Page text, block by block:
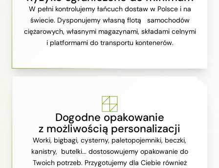
W pełni kontrolujemy łańcuch dostaw w Polsce i na
świecie. Dysponujemy własną flotą samochodów
ciężarowych, własnymi magazynami, składami celnymi
i platformami do transportu kontenerów.
Dogodne opakowanie
z możliwością personalizacji
Worki, bigbagi, cysterny, paletopojemniki, beczki,
kanistry, butelki... dostosowujemy opakowanie do
Twoich potrzeb. Przygotujemy dla Ciebie również